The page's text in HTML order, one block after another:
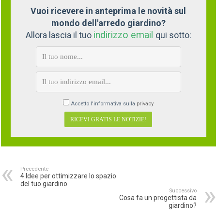
Vuoi ricevere in anteprima le novità sul
mondo dell'arredo giardino?
Allora lascia il tuo indirizzo email qui sotto:
Accetto l'informativa sulla privacy
Precedente
4 Idee per ottimizzare lo spazio
del tuo giardino
Successivo
Cosa fa un progettista da
giardino?